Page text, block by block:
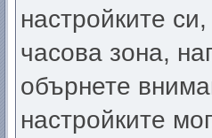
настройките
часова зона,
обърнете
настройките